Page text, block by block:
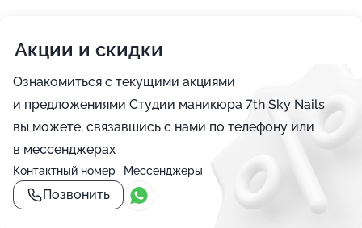
Акции и скидки
Ознакомиться с текущими акциями
и предложениями Студии маникюра 7th Sky Nails
вы можете, связавшись с нами по телефону или
в мессенджерах
Контактный номер
Позвонить
Мессенджеры